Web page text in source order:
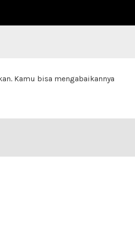
Kamu bisa mengabaikannya